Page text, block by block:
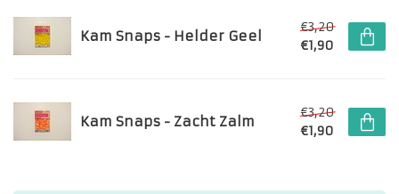
Kam Snaps - Helder Geel
€3,20
€1,90
Kam Snaps - Zacht Zalm
€3,20
€1,90